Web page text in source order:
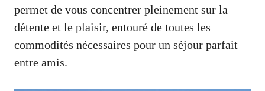
permet de vous concentrer pleinement sur la
détente et le plaisir, entouré de toutes les
commodités nécessaires pour un séjour parfait
entre amis.